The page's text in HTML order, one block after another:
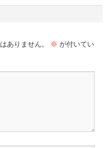
ありません。 ※ が付いてい